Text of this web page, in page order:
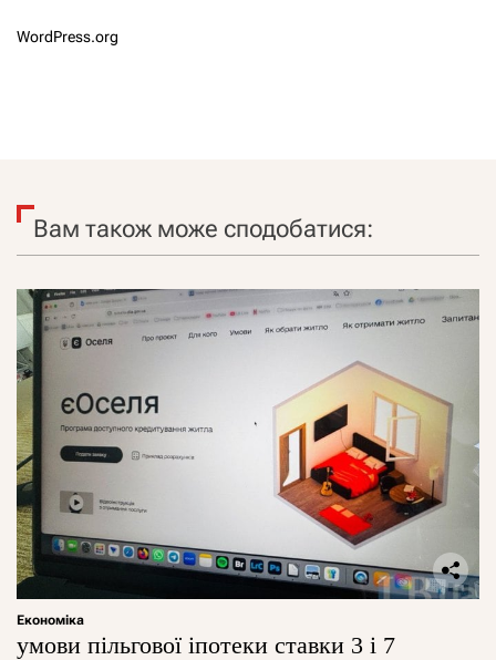
WordPress.org
Вам також може сподобатися:
Економіка
умови пільгової іпотеки ставки 3 і 7